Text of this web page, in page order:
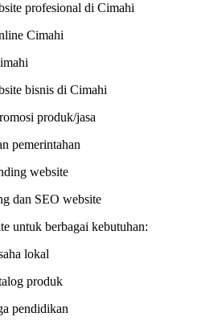
profesional di Cimahi
Cimahi
bisnis di Cimahi
produk/jasa
pemerintahan
website
dan SEO website
untuk berbagai kebutuhan:
lokal
produk
pendidikan